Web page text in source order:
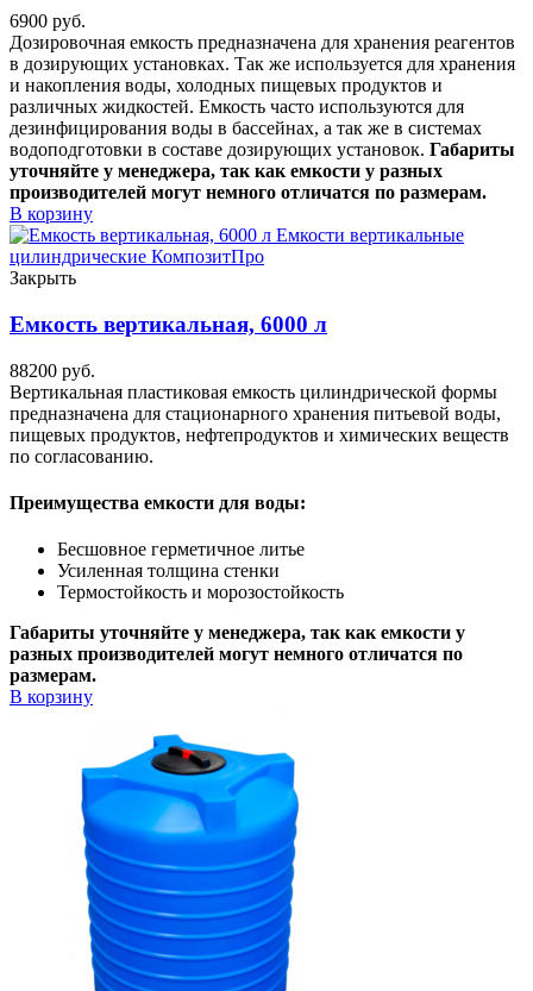
6900 руб.
Дозировочная емкость предназначена для хранения реагентов
в дозирующих установках. Так же используется для хранения
и накопления воды, холодных пищевых продуктов и
различных жидкостей. Емкость часто используются для
дезинфицирования воды в бассейнах, а так же в системах
водоподготовки в составе дозирующих установок. Габариты
уточняйте у менеджера, так как емкости у разных
производителей могут немного отличатся по размерам.
В корзину
Закрыть
Емкость вертикальная, 6000 л
88200 руб.
Вертикальная пластиковая емкость цилиндрической формы
предназначена для стационарного хранения питьевой воды,
пищевых продуктов, нефтепродуктов и химических веществ
по согласованию.
Преимущества емкости для воды:
Бесшовное герметичное литье
Усиленная толщина стенки
Термостойкость и морозостойкость
Габариты уточняйте у менеджера, так как емкости у
разных производителей могут немного отличатся по
размерам.
В корзину